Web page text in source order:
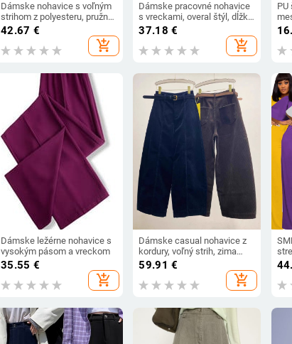
Dámske nohavice s voľným
strihom z polyesteru, pružný
pás, hrubá látka, zima 2025
– elegantný dochádzkový
štýl
42.67 €
add_shopping_cart
Dámske pracovné nohavice
s vreckami, overal štýl, dĺžka
9/10, bavlno-lenový materiál,
mikroelastickosť (Zima
2023)
37.18 €
add_shopping_cart
PU
Dámske ležérne nohavice s
vysokým pásom a vreckom
35.55 €
add_shopping_cart
Dámske casual nohavice z
kordury, voľný strih, zima
2025, kórejský štýl,
trojrozmerný strih, široké
nohavice
59.91 €
add_shopping_cart